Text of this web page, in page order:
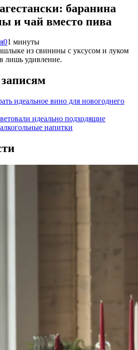
баранина
и чай вместо пива
01 минуты
из свинины с уксусом и луком
лишь удивление.
идеальное вино для новогоднего
идеально подходящие
напитки